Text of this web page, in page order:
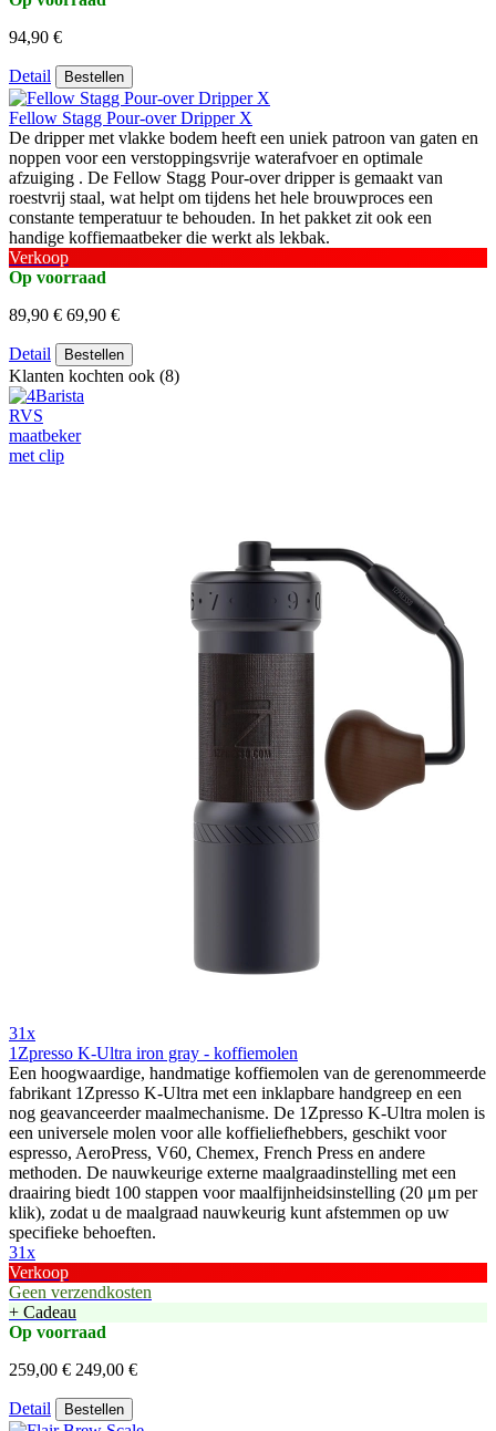
94,90 €
Detail Bestellen
Fellow Stagg Pour-over Dripper X
De dripper met vlakke bodem heeft een uniek patroon van gaten en
noppen voor een verstoppingsvrije waterafvoer en optimale
afzuiging . De Fellow Stagg Pour-over dripper is gemaakt van
roestvrij staal, wat helpt om tijdens het hele brouwproces een
constante temperatuur te behouden. In het pakket zit ook een
handige koffiemaatbeker die werkt als lekbak.
Verkoop
Op voorraad
89,90 € 69,90 €
Detail Bestellen
Klanten kochten ook (8)
31x
1Zpresso K-Ultra iron gray - koffiemolen
Een hoogwaardige, handmatige koffiemolen van de gerenommeerde
fabrikant 1Zpresso K-Ultra met een inklapbare handgreep en een
nog geavanceerder maalmechanisme. De 1Zpresso K-Ultra molen is
een universele molen voor alle koffieliefhebbers, geschikt voor
espresso, AeroPress, V60, Chemex, French Press en andere
methoden. De nauwkeurige externe maalgraadinstelling met een
draairing biedt 100 stappen voor maalfijnheidsinstelling (20 μm per
klik), zodat u de maalgraad nauwkeurig kunt afstemmen op uw
specifieke behoeften.
31x
Verkoop
Geen verzendkosten
+ Cadeau
Op voorraad
259,00 € 249,00 €
Detail Bestellen